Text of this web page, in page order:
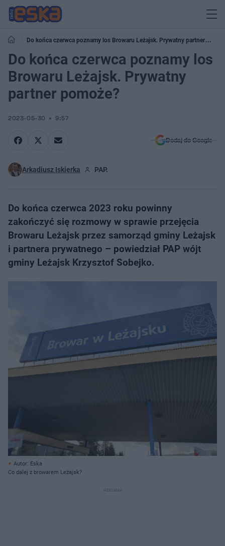
Do końca czerwca poznamy los Browaru Leżajsk. Prywatny partner
pomoże?
Do końca czerwca poznamy los
Browaru Leżajsk. Prywatny
partner pomoże?
2023-05-30 9:57
Dodaj do Google
Arkadiusz Iskierka PAP.
Do końca czerwca 2023 roku powinny
zakończyć się rozmowy w sprawie przejęcia
Browaru Leżajsk przez samorząd gminy Leżajsk
i partnera prywatnego – powiedział PAP wójt
gminy Leżajsk Krzysztof Sobejko.
Autor: Eska
Co dalej z browarem Leżajsk?